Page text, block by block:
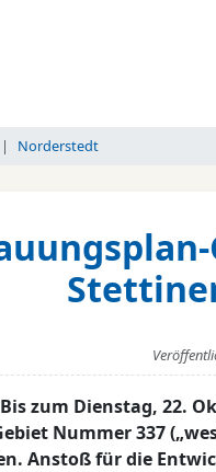
Norderstedt
zum Dienstag, 22.
Nummer 337
Anstoß für die